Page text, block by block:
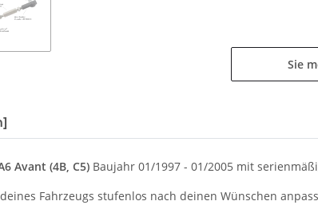
Sie
Avant (4B, C5) Baujahr 01/1997 - 01/2005 mit
Fahrzeugs stufenlos nach deinen Wünschen